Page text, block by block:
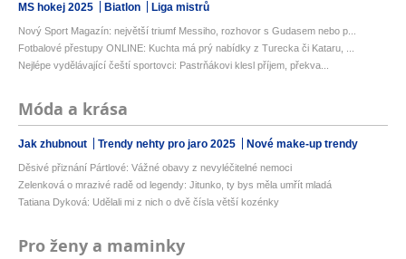
MS hokej 2025 Biatlon Liga mistrů
Nový Sport Magazín: největší triumf Messiho, rozhovor s Gudasem nebo p...
Fotbalové přestupy ONLINE: Kuchta má prý nabídky z Turecka či Kataru, ...
Nejlépe vydělávající čeští sportovci: Pastrňákovi klesl příjem, překva...
Móda a krása
Jak zhubnout Trendy nehty pro jaro 2025 Nové make-up trendy
Děsivé přiznání Pártlové: Vážné obavy z nevyléčitelné nemoci
Zelenková o mrazivé radě od legendy: Jitunko, ty bys měla umřít mladá
Tatiana Dyková: Udělali mi z nich o dvě čísla větší kozénky
Pro ženy a maminky